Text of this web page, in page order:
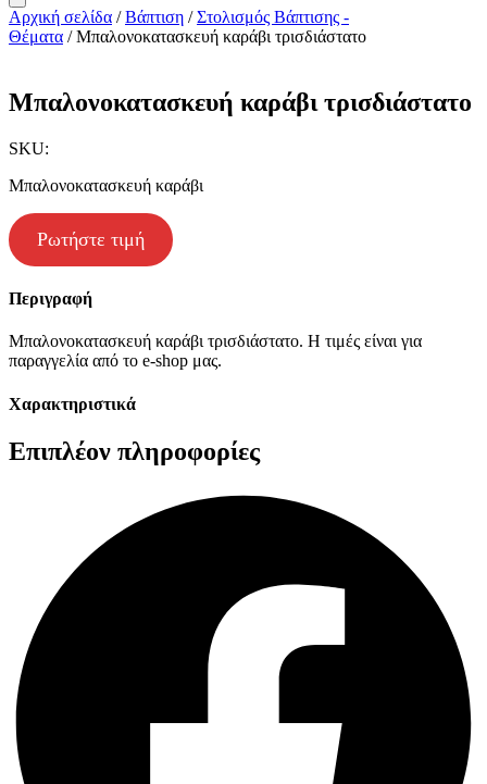
Αρχική σελίδα /Βάπτιση /Στολισμός Βάπτισης -
Θέματα / Μπαλονοκατασκευή καράβι τρισδιάστατο
Μπαλονοκατασκευή καράβι τρισδιάστατο
SKU:
Μπαλονοκατασκευή καράβι
Ρωτήστε τιμή
Περιγραφή
Μπαλονοκατασκευή καράβι τρισδιάστατο. Η τιμές είναι για
παραγγελία από το e-shop μας.
Χαρακτηριστικά
Επιπλέον πληροφορίες